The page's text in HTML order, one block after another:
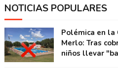
NOTICIAS POPULARES
Polémica en la
Merlo: Tras
niños llevar